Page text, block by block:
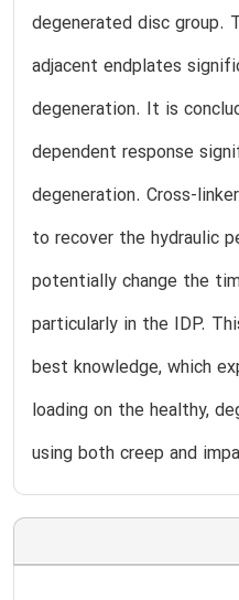
degenerated disc group.
adjacent endplates
degeneration. It is
dependent response
degeneration. Cross-
to recover the hydraulic
potentially change the
particularly in the IDP.
best knowledge, which
loading on the healthy,
using both creep and